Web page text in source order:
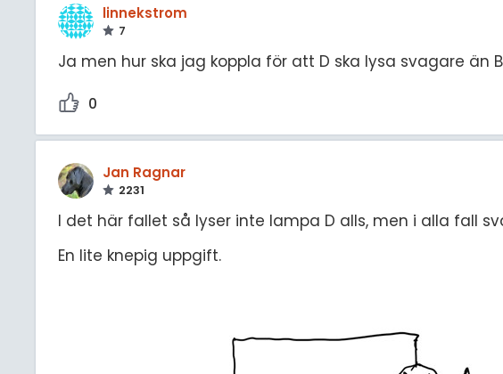
linnekstrom
7
Ja men hur ska jag koppla för att D ska lysa svagare än
0
Jan Ragnar
2231
I det här fallet så lyser inte lampa D alls, men i alla fall
En lite knepig uppgift.